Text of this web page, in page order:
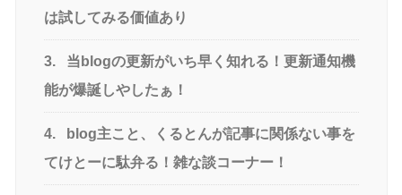
は試してみる価値あり
3.
当blogの更新がいち早く知れる！更新通知機
能が爆誕しやしたぁ！
4.
blog主こと、くるとんが記事に関係ない事を
てけとーに駄弁る！雑な談コーナー！